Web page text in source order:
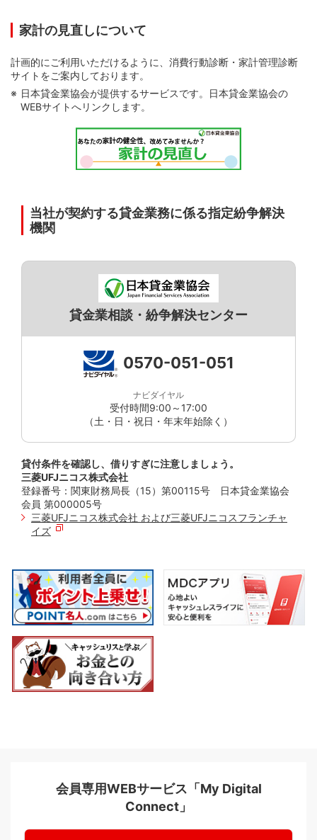
STEP 3．お申し込み
①＜ご利用分ごとにカードローンに変更する場合のみ＞
リボ払い（カードローン）に変更するご利用分を選択す
家計の見直しについて
計画的にご利用いただけるように、消費行動診断・家計管理診断
サイトをご案内しております。
日本貸金業協会が提供するサービスです。日本貸金業協会の
WEBサイトへリンクします。
当社が契約する貸金業務に係る指定紛争解決
機関
貸金業相談・紛争解決センター
0570-051-051
ナビダイヤル
受付時間9:00～17:00
（土・日・祝日・年末年始除く）
貸付条件を確認し、借りすぎに注意しましょう。
三菱UFJニコス株式会社
登録番号：関東財務局長（15）第00115号 日本貸金業協会
会員 第000005号
三菱UFJニコス株式会社 および三菱UFJニコスフランチャ
イズ
会員専用WEBサービス「My Digital
Connect」